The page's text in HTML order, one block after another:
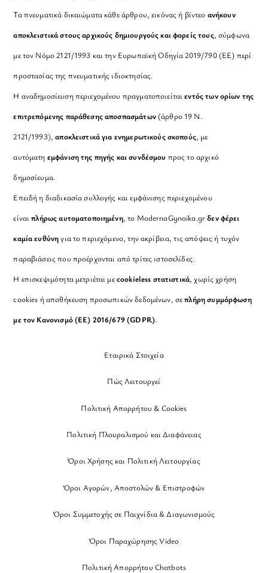
Τα πνευματικά δικαιώματα κάθε άρθρου, εικόνας ή βίντεο ανήκουν
αποκλειστικά στους αρχικούς δημιουργούς και φορείς τους, σύμφωνα
με τον Νόμο 2121/1993 και την Ευρωπαϊκή Οδηγία 2019/790 (ΕΕ) περί
προστασίας της πνευματικής ιδιοκτησίας.
Η αναδημοσίευση περιεχομένου πραγματοποιείταιεντός των ορίων της
επιτρεπόμενης παράθεσης αποσπασμάτων(άρθρο 19 Ν.
2121/1993), αποκλειστικά για ενημερωτικούς σκοπούς, με
αυτόματη εμφάνιση της πηγής και συνδέσμου προς το αρχικό
δημοσίευμα.
Επειδή η διαδικασία συλλογής και εμφάνισης περιεχομένου
είναιπλήρως αυτοματοποιημένη, το ModernaGynaika.grδεν φέρει
καμία ευθύνηγια το περιεχόμενο, την ακρίβεια, τις απόψεις ή τυχόν
παραβιάσεις που προέρχονται από τρίτες ιστοσελίδες.
Η επισκεψιμότητα μετριέται μεcookieless στατιστικά, χωρίς χρήση
cookies ή αποθήκευση προσωπικών δεδομένων, σεπλήρη συμμόρφωση
με τον Κανονισμό (ΕΕ) 2016/679 (GDPR).
Εταιρικά Στοιχεία
Πώς Λειτουργεί
Πολιτική Απορρήτου & Cookies
Πολιτική Πλουραλισμού και Διαφάνειας
Όροι Χρήσης και Πολιτική Λειτουργίας
Όροι Αγορών, Αποστολών & Επιστροφών
Όροι Συμμετοχής σε Παιχνίδια & Διαγωνισμούς
Όροι Παραχώρησης Video
Πολιτική Απορρήτου Chatbots